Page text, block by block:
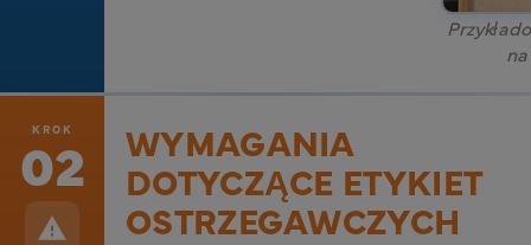
KROK
02
WYMAGANIA
DOTYCZĄCE ETYKIET
OSTRZEGAWCZYCH